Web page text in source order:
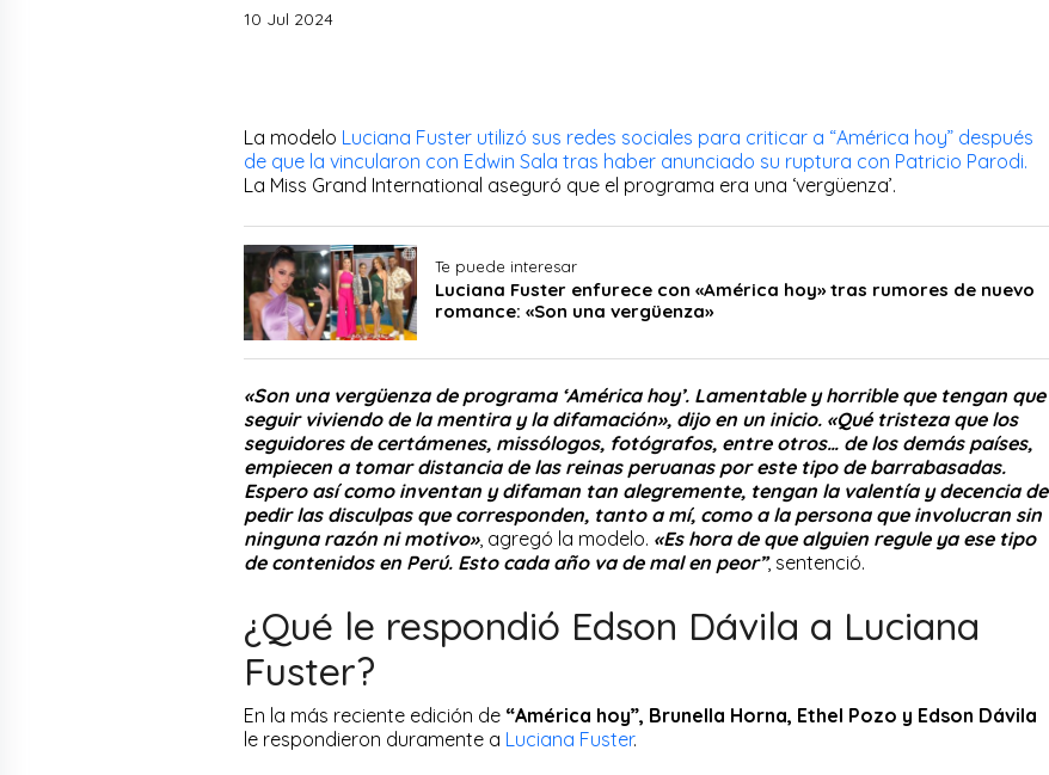
10 Jul 2024
La modelo Luciana Fuster utilizó sus redes sociales para criticar a “América hoy” después
de que la vincularon con Edwin Sala tras haber anunciado su ruptura con Patricio Parodi.
La Miss Grand International aseguró que el programa era una ‘vergüenza’.
Te puede interesar
Luciana Fuster enfurece con «América hoy» tras rumores de nuevo
romance: «Son una vergüenza»
«Son una vergüenza de programa ‘América hoy’. Lamentable y horrible que tengan que
seguir viviendo de la mentira y la difamación», dijo en un inicio. «Qué tristeza que los
seguidores de certámenes, missólogos, fotógrafos, entre otros… de los demás países,
empiecen a tomar distancia de las reinas peruanas por este tipo de barrabasadas.
Espero así como inventan y difaman tan alegremente, tengan la valentía y decencia de
pedir las disculpas que corresponden, tanto a mí, como a la persona que involucran sin
ninguna razón ni motivo», agregó la modelo. «Es hora de que alguien regule ya ese tipo
de contenidos en Perú. Esto cada año va de mal en peor”, sentenció.
¿Qué le respondió Edson Dávila a Luciana
Fuster?
En la más reciente edición de “América hoy”, Brunella Horna, Ethel Pozo y Edson Dávila
le respondieron duramente a Luciana Fuster.